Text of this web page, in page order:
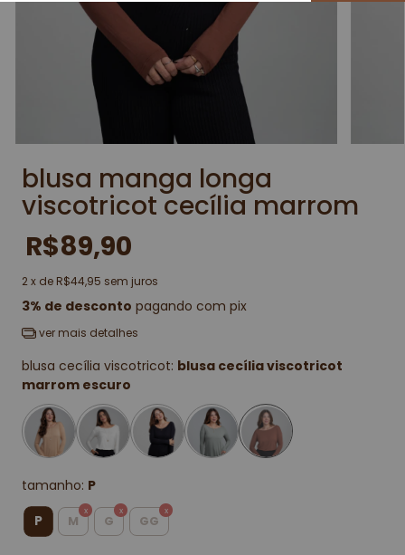
blusa manga longa
viscotricot cecília marrom
R$89,90
2x de R$44,95 sem juros
3% de desconto pagando com pix
ver mais detalhes
blusa cecília viscotricot: blusa cecília viscotricot
marrom escuro
tamanho: P
P M G GG